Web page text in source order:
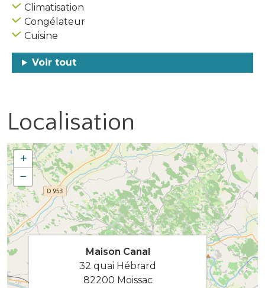
Climatisation
Congélateur
Cuisine
Voir tout
Localisation
+
−
Maison Canal
32 quai Hébrard
82200 Moissac